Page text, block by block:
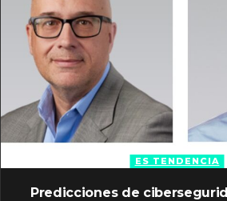
ES TENDENCIA
Predicciones de